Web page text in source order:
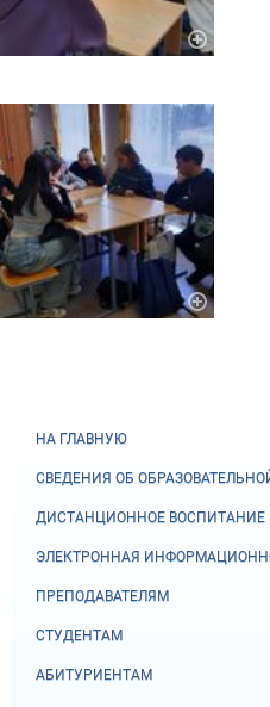
НА ГЛАВНУЮ
СВЕДЕНИЯ ОБ
ДИСТАНЦИОННОЕ ВОСПИТАНИЕ
ЭЛЕКТРОННАЯ
ПРЕПОДАВАТЕЛЯМ
СТУДЕНТАМ
АБИТУРИЕНТАМ